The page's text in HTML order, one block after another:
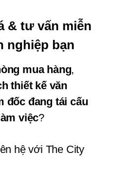
& tư vấn miễn
nghiệp bạn
mua hàng
thiết kế văn
đốc đang tái cấu
việc?
hệ với The City